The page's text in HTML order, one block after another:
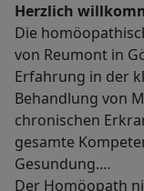
Herzlich
Die
von Reumont in
Erfahrung in der
Behandlung von
chronischen
gesamte
Gesundung.
Der Homöopath